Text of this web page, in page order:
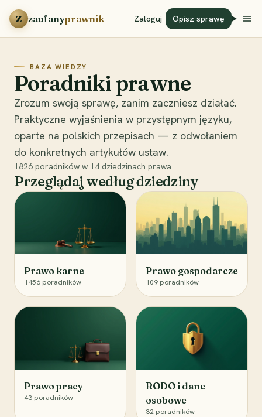
Przejdź do treści
Z zaufanyprawnik Zaloguj Opisz sprawę
BAZA WIEDZY
Poradniki prawne
Zrozum swoją sprawę, zanim zaczniesz działać.
Praktyczne wyjaśnienia w przystępnym języku,
oparte na polskich przepisach — z odwołaniem
do konkretnych artykułów ustaw.
1826 poradników w 14 dziedzinach prawa
Przeglądaj według dziedziny
Prawo karne
1456 poradników
Prawo gospodarcze
109 poradników
Prawo pracy
43 poradników
RODO i dane
osobowe
32 poradników